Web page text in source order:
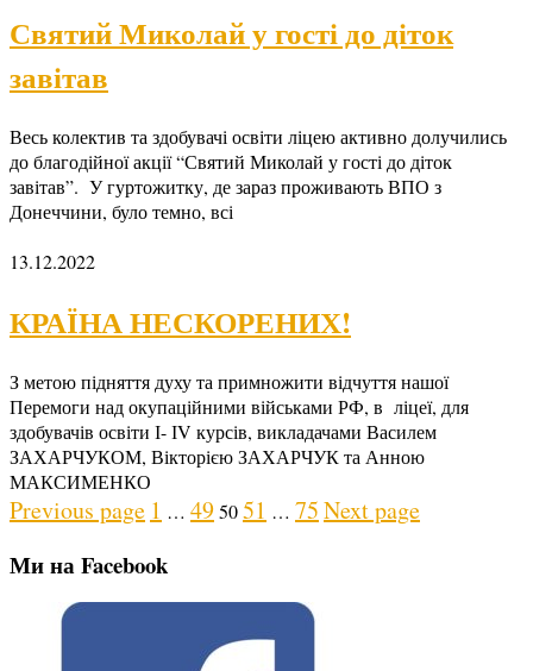
Святий Миколай у гості до діток
завітав
Весь колектив та здобувачі освіти ліцею активно долучились
до благодійної акції “Святий Миколай у гості до діток
завітав”. У гуртожитку, де зараз проживають ВПО з
Донеччини, було темно, всі
13.12.2022
КРАЇНА НЕСКОРЕНИХ!
З метою підняття духу та примножити відчуття нашої
Перемоги над окупаційними військами РФ, в ліцеї, для
здобувачів освіти І- ІV курсів, викладачами Василем
ЗАХАРЧУКОМ, Вікторією ЗАХАРЧУК та Анною
МАКСИМЕНКО
Posts
pagination
Previous page Page
1 … Page
49 Page
50Page
51 … Page
75Next page
Ми на Facebook